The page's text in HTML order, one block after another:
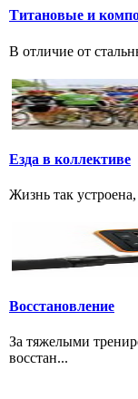
Титановые и
В отличие от
Езда в коллективе
Жизнь так
Восстановление
За тяжелыми
восстан...